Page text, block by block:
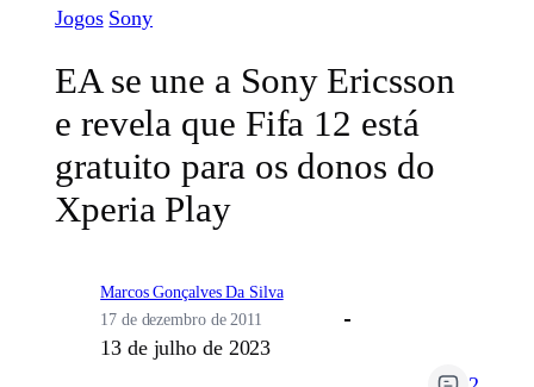
Jogos Sony
EA se une a Sony Ericsson
e revela que Fifa 12 está
gratuito para os donos do
Xperia Play
Marcos Gonçalves Da Silva
17 de dezembro de 2011
13 de julho de 2023